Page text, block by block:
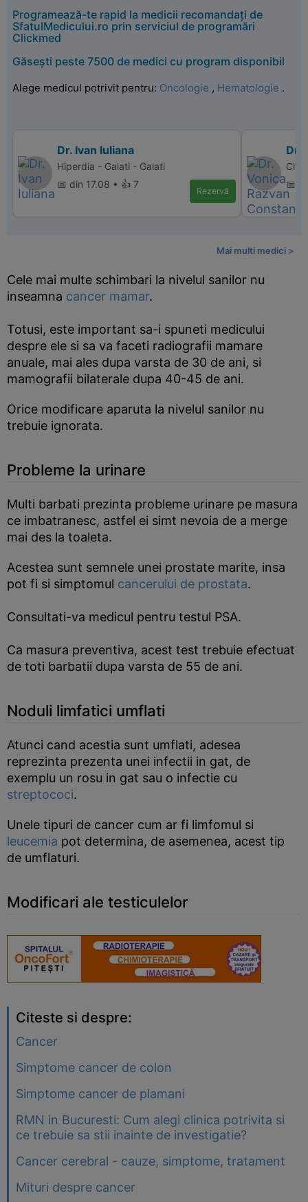
Programează-te rapid la medicii recomandați de
SfatulMedicului.ro prin serviciul de programări
Clickmed
Găsești peste 7500 de medici cu program disponibil
Alege medicul potrivit pentru: Oncologie , Hematologie .
Dr. Ivan Iuliana
Hiperdia - Galati - Galati
📅 din 17.08 • 👍 7
Rezervă
Dr.
📅
Mai multi medici >
Cele mai multe schimbari la nivelul sanilor nu
inseamna cancer mamar.
Totusi, este important sa-i spuneti medicului
despre ele si sa va faceti radiografii mamare
anuale, mai ales dupa varsta de 30 de ani, si
mamografii bilaterale dupa 40-45 de ani.
Orice modificare aparuta la nivelul sanilor nu
trebuie ignorata.
Probleme la urinare
Multi barbati prezinta probleme urinare pe masura
ce imbatranesc, astfel ei simt nevoia de a merge
mai des la toaleta.
Acestea sunt semnele unei prostate marite, insa
pot fi si simptomul cancerului de prostata.
Consultati-va medicul pentru testul PSA.
Ca masura preventiva, acest test trebuie efectuat
de toti barbatii dupa varsta de 55 de ani.
Noduli limfatici umflati
Atunci cand acestia sunt umflati, adesea
reprezinta prezenta unei infectii in gat, de
exemplu un rosu in gat sau o infectie cu
streptococi.
Unele tipuri de cancer cum ar fi limfomul si
leucemia pot determina, de asemenea, acest tip
de umflaturi.
Modificari ale testiculelor
Citeste si despre:
Cancer
Simptome cancer de colon
Simptome cancer de plamani
RMN in Bucuresti: Cum alegi clinica potrivita si
ce trebuie sa stii inainte de investigatie?
Cancer cerebral - cauze, simptome, tratament
Mituri despre cancer